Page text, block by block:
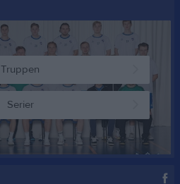
Truppen
Serier